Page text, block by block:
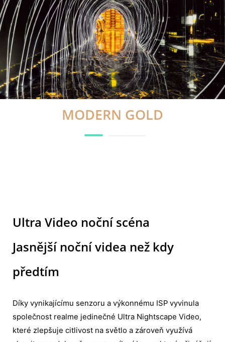
CYBERPUNK
Ultra Video noční scéna
Jasnější noční videa než kdy
předtím
Díky vynikajícímu senzoru a výkonnému ISP vyvinula
společnost realme jedinečné Ultra Nightscape Video,
které zlepšuje citlivost na světlo a zároveň využívá